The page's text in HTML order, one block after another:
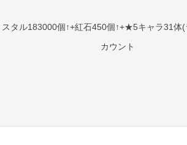
スタル183000個↑+紅石450個↑+★5キャラ31体(
カウント